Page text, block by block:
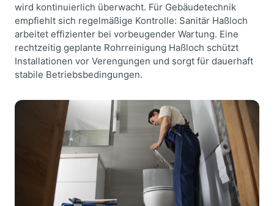
wird kontinuierlich überwacht. Für Gebäudetechnik
empfiehlt sich regelmäßige Kontrolle: Sanitär Haßloch
arbeitet effizienter bei vorbeugender Wartung. Eine
rechtzeitig geplante Rohrreinigung Haßloch schützt
Installationen vor Verengungen und sorgt für dauerhaft
stabile Betriebsbedingungen.